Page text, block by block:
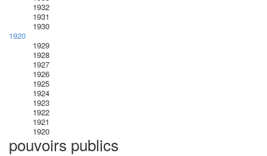
1932
1931
1930
1920
1929
1928
1927
1926
1925
1924
1923
1922
1921
1920
pouvoirs publics